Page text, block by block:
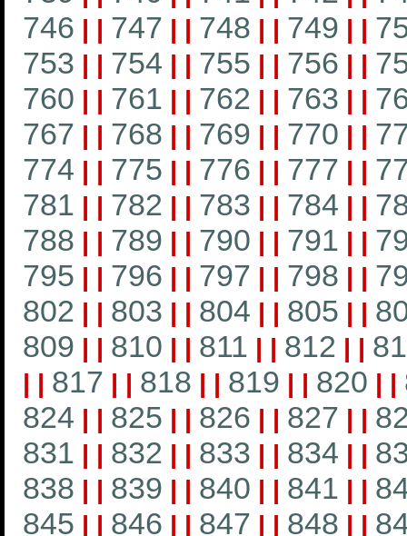
746 | | 747 | | 748 | | 749 | |
753 | | 754 | | 755 | | 756 | |
760 | | 761 | | 762 | | 763 | |
767 | | 768 | | 769 | | 770 | |
774 | | 775 | | 776 | | 777 | |
781 | | 782 | | 783 | | 784 | |
788 | | 789 | | 790 | | 791 | |
795 | | 796 | | 797 | | 798 | |
802 | | 803 | | 804 | | 805 | |
809 | | 810 | | 811 | | 812 | |
| | 817 | | 818 | | 819 | | 820 | |
824 | | 825 | | 826 | | 827 | |
831 | | 832 | | 833 | | 834 | |
838 | | 839 | | 840 | | 841 | |
845 | | 846 | | 847 | | 848 | |